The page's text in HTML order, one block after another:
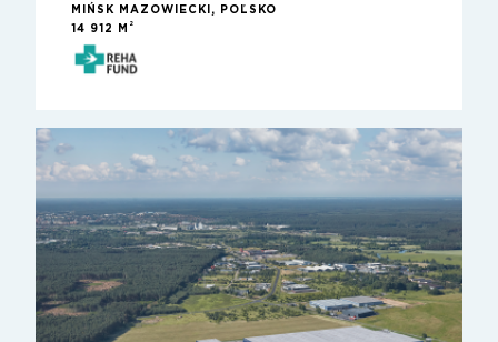
MIŃSK MAZOWIECKI, POĽSKO
14 912 M
2